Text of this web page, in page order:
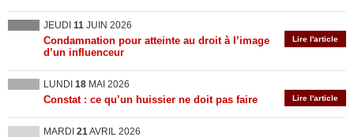
JEUDI 11 JUIN 2026
Lire l'article
Condamnation pour atteinte au droit à l’image
d’un influenceur
LUNDI 18 MAI 2026
Lire l'article
Constat : ce qu’un huissier ne doit pas faire
MARDI 21AVRIL 2026